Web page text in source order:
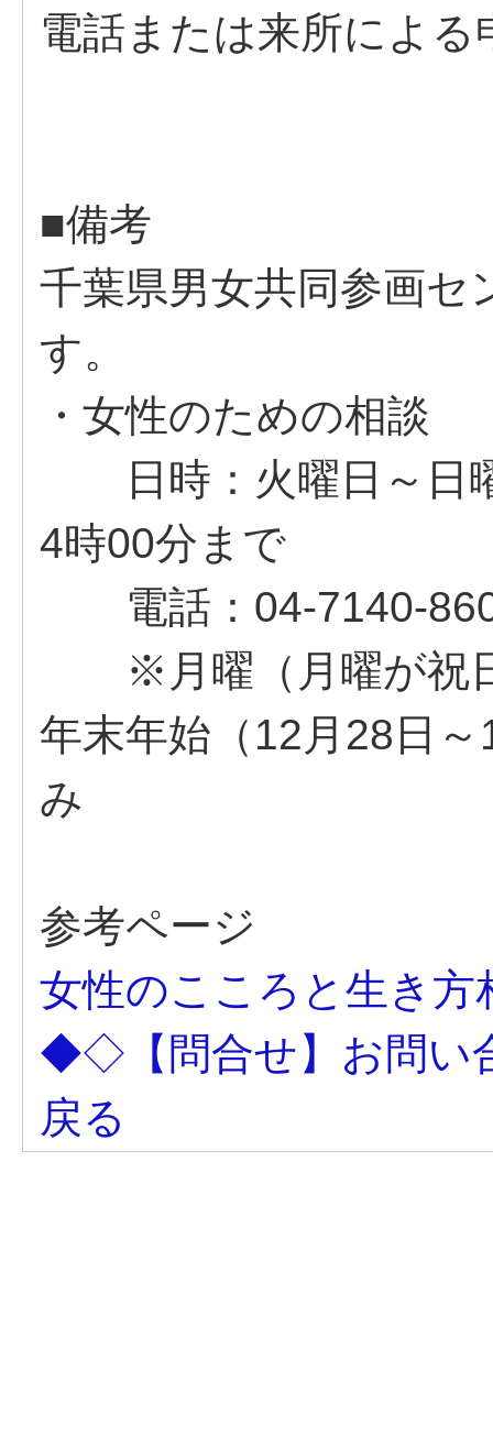
電話または来所による
■備考
千葉県男女共同参画セ
す。
・女性のための相談
日時：火曜日～日
4時00分まで
電話：04-7140-
※月曜（月曜が祝日
年末年始（12月28日
み
参考ページ
女性のこころと生き方
◆◇【問合せ】お問い
戻る